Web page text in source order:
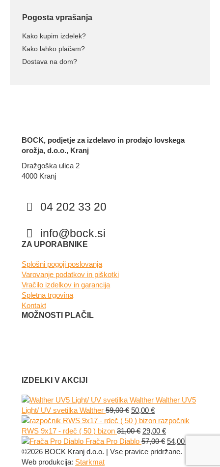
Pogosta vprašanja
Kako kupim izdelek?
Kako lahko plačam?
Dostava na dom?
BOCK, podjetje za izdelavo in prodajo lovskega
orožja, d.o.o., Kranj
Dražgoška ulica 2
4000 Kranj
04 202 33 20
info@bock.si
Facebook
Instagram
ZA UPORABNIKE
Splošni pogoji poslovanja
Varovanje podatkov in piškotki
Vračilo izdelkov in garancija
Spletna trgovina
Kontakt
MOŽNOSTI PLAČIL
IZDELKI V AKCIJI
Walther UV5
Light/ UV svetilka Walther 59,00€ Izvirna
cena
je
bila:
59,00 €.
50,00 €Trenutna
cena
je:
50,00 €.
razpočnik
RWS 9x17 - rdeč ( 50 ) bizon 31,00€ Izvirna
cena
je
29,00 €Trenutna
cena
je:
Frača Pro Diablo 57,00€ Izvirna
cena
54,00
©2026 BOCK Kranj d.o.o. | Vse pravice pridržane.
Web produkcija: Starkmat